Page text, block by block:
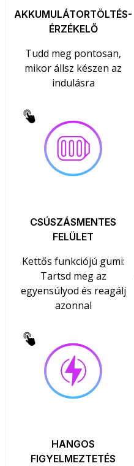
AKKUMULÁTORTÖLTÉS-
ÉRZÉKELŐ
Tudd meg pontosan,
mikor állsz készen az
indulásra
CSÚSZÁSMENTES
FELÜLET
Kettős funkciójú gumi:
Tartsd meg az
egyensúlyod és reagálj
azonnal
HANGOS
FIGYELMEZTETÉS